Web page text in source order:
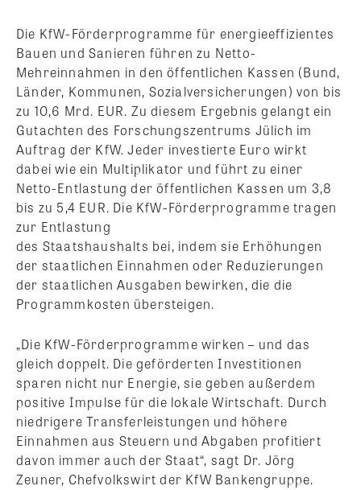
Die KfW-Förderprogramme für energieeffizientes
Bauen und Sanieren führen zu Netto-
Mehreinnahmen in den öffentlichen Kassen (Bund,
Länder, Kommunen, Sozialversicherungen) von bis
zu 10,6 Mrd. EUR. Zu diesem Ergebnis gelangt ein
Gutachten des Forschungszentrums Jülich im
Auftrag der KfW. Jeder investierte Euro wirkt
dabei wie ein Multiplikator und führt zu einer
Netto-Entlastung der öffentlichen Kassen um 3,8
bis zu 5,4 EUR. Die KfW-Förderprogramme tragen
zur Entlastung
des Staatshaushalts bei, indem sie Erhöhungen
der staatlichen Einnahmen oder Reduzierungen
der staatlichen Ausgaben bewirken, die die
Programmkosten übersteigen.
„Die KfW-Förderprogramme wirken – und das
gleich doppelt. Die geförderten Investitionen
sparen nicht nur Energie, sie geben außerdem
positive Impulse für die lokale Wirtschaft. Durch
niedrigere Transferleistungen und höhere
Einnahmen aus Steuern und Abgaben profitiert
davon immer auch der Staat“, sagt Dr. Jörg
Zeuner, Chefvolkswirt der KfW Bankengruppe.